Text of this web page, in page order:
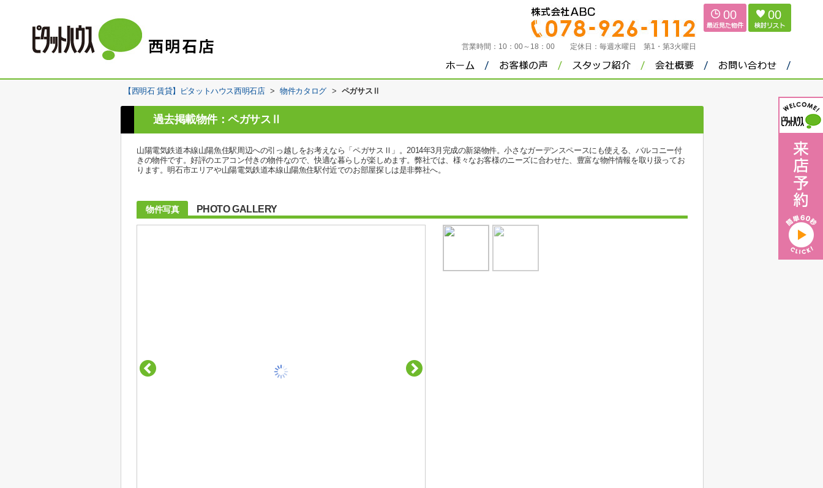
営業時間： 10：00～18：00 定休日： 毎週水曜日 第1・第3火曜日
00 00
【西明石 賃貸】ピタットハウス西明石店 > 物件カタログ > ペガサスⅡ
過去掲載物件：ペガサスⅡ
山陽電気鉄道本線山陽魚住駅周辺への引っ越しをお考えなら「ペガサスⅡ」。2014年3月完成の新築物件。小さなガーデンスペースにも使える、バルコニー付
きの物件です。好評のエアコン付きの物件なので、快適な暮らしが楽しめます。弊社では、様々なお客様のニーズに合わせた、豊富な物件情報を取り扱ってお
ります。明石市エリアや山陽電気鉄道本線山陽魚住駅付近でのお部屋探しは是非弊社へ。
物件写真 PHOTO GALLERY